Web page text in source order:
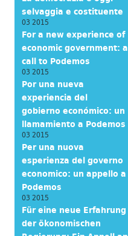
selvaggia e costituente
03 2015
For a new experience of
economic government: a
call to Podemos
03 2015
Por una nueva
experiencia del
gobierno económico: un
llamamiento a Podemos
03 2015
Per una nuova
esperienza del governo
economico: un appello a
Podemos
03 2015
Für eine neue Erfahrung
der ökonomischen